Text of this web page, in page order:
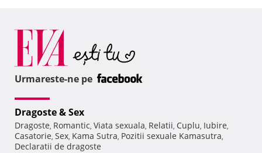
Urmareste-ne pe
Dragoste & Sex
Dragoste, Romantic, Viata sexuala, Relatii, Cuplu, Iubire,
Casatorie, Sex, Kama Sutra, Pozitii sexuale Kamasutra,
Declaratii de dragoste